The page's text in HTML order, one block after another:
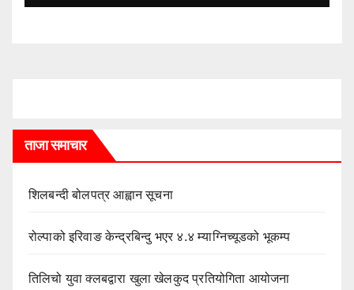
ताजा समाचार
शिलबन्दी बोलपत्र आह्वान सूचना
रोल्पाको इरिवाङ केन्द्रबिन्दु भएर ४.४ म्याग्निच्यूडको भूकम्प
तिलिचो युवा क्लबद्वारा खुला खेलकुद प्रतियोगिता आयोजना